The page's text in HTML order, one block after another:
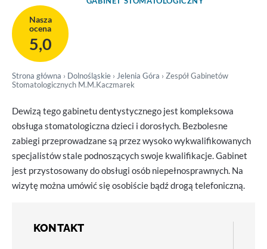
Nasza
ocena
5,0
Strona główna › Dolnośląskie › Jelenia Góra › Zespół Gabinetów
Stomatologicznych M.M.Kaczmarek
Dewizą tego gabinetu dentystycznego jest kompleksowa
obsługa stomatologiczna dzieci i dorosłych. Bezbolesne
zabiegi przeprowadzane są przez wysoko wykwalifikowanych
specjalistów stale podnoszących swoje kwalifikacje. Gabinet
jest przystosowany do obsługi osób niepełnosprawnych. Na
wizytę można umówić się osobiście bądź drogą telefoniczną.
KONTAKT